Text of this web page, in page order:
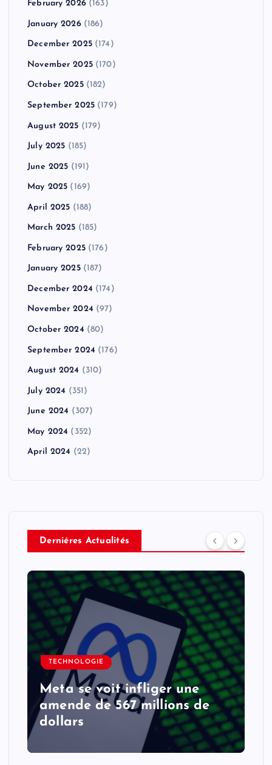
February 2026(163)
January 2026(186)
December 2025(174)
November 2025(170)
October 2025(182)
September 2025 (179)
August 2025 (179)
July 2025 (185)
June 2025 (191)
May 2025 (169)
April 2025 (188)
March 2025 (185)
February 2025(176)
January 2025(187)
December 2024 (174)
November 2024 (97)
October 2024 (80)
September 2024 (176)
August 2024 (310)
July 2024 (351)
June 2024 (307)
May 2024 (352)
April 2024 (22)
Derniéres Actualités
TECHNOLOGIE
Meta se voit infliger une
amende de 567 millions de
dollars